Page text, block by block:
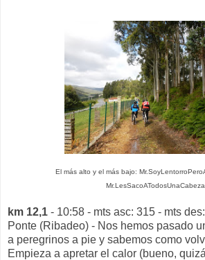
El más alto y el más bajo:
Mr.LesSacoATodosUnaCabeza
km 12,1 - 10:58 - mts asc: 315 - mts
Ponte (Ribadeo) - Nos hemos pasado
a peregrinos a pie y sabemos como
Empieza a apretar el calor (bueno,